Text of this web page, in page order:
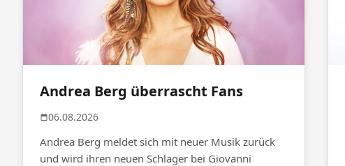
Andrea Berg überrascht Fans
06.08.2026
Andrea Berg meldet sich mit neuer Musik zurück
und wird ihren neuen Schlager bei Giovanni